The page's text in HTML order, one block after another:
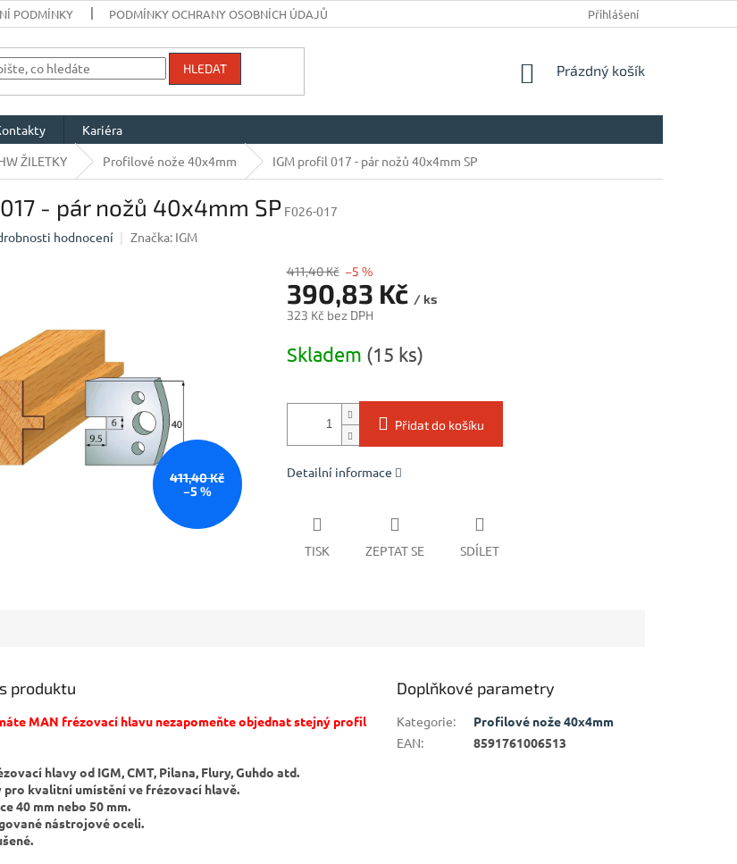
PODMÍNKY PODMÍNKY OCHRANY OSOBNÍCH ÚDAJŮ Přihlášení
HLEDAT
NÁKUPNÍ
Prázdný košík
Kariéra
ŽILETKY Profilové nože 40x4mm IGM profil 017 - pár nožů 40x4mm SP
- pár nožů 40x4mm SP F026-017
hodnocení Značka: IGM
411,40 Kč
–5 %
411,40 Kč –5 %
390,83 Kč / ks
323 Kč bez DPH
cena:
Skladem (15 ks)
Přidat do košíku
Detailní informace
TISK ZEPTAT SE SDÍLET
produktu
MAN frézovací hlavu nezapomeňte objednat stejný profil
hlavy od IGM, CMT, Pilana, Flury, Guhdo atd.
pro kvalitní umístění ve frézovací hlavě.
40 mm nebo 50 mm.
nástrojové oceli.
Doplňkové parametry
Kategorie:
Profilové nože 40x4mm
EAN: 8591761006513